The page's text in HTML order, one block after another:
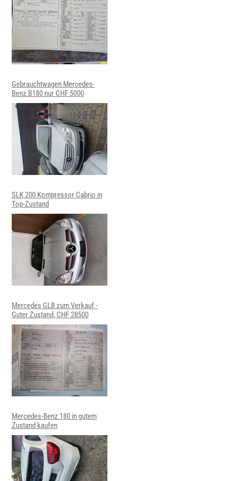
Gebrauchtwagen Mercedes-
Benz B180 nur CHF 5000
SLK 200 Kompressor Cabrio in
Top-Zustand
Mercedes GLB zum Verkauf -
Guter Zustand, CHF 28500
Mercedes-Benz 180 in gutem
Zustand kaufen